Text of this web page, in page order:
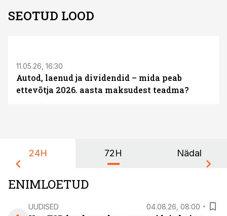
SEOTUD LOOD
11.05.26, 16:30
Autod, laenud ja dividendid – mida peab
ettevõtja 2026. aasta maksudest teadma?
24H 72H Nädal
ENIMLOETUD
UUDISED 04.08.26, 08:00